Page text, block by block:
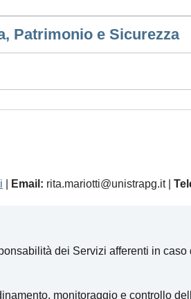
Patrimonio e Sicurezza
Email: rita.mariotti@unistrapg.it |
dei Servizi afferenti in
monitoraggio e controllo